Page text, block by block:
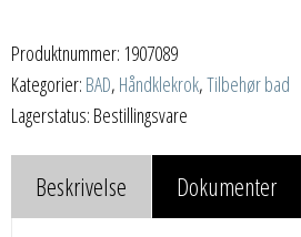
Produktnummer: 1907089
Kategorier: BAD, Håndklekrok,Tilbehør bad
Lagerstatus: Bestillingsvare
Beskrivelse Dokumenter